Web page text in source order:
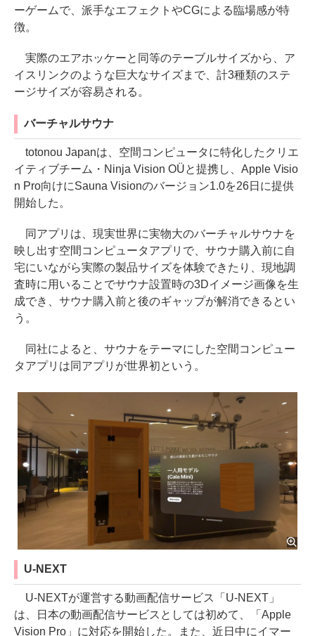
ーゲームで、派手なエフェクトやCGによる臨場感が特
徴。
実際のエアホッケーと同等のテーブルサイズから、ア
イスリンクのような巨大なサイズまで、計3種類のステ
ージサイズが容易される。
バーチャルサウナ
totonou Japanは、空間コンピュータに特化したクリエ
イティブチーム・Ninja Vision OÜと提携し、Apple Visio
n Pro向けにSauna Visionのバージョン1.0を26日に提供
開始した。
同アプリは、現実世界に実物大のバーチャルサウナを
映し出す空間コンピュータアプリで、サウナ購入前に自
宅にいながら実際の製品サイズを体験できたり、現地調
査時に用いることでサウナ設置時の3Dイメージ画像を生
成でき、サウナ購入前と後のギャップが解消できるとい
う。
同社によると、サウナをテーマにした空間コンピュー
タアプリは同アプリが世界初という。
U-NEXT
U-NEXTが運営する動画配信サービス「U-NEXT」
は、日本の動画配信サービスとしては初めて、「Apple
Vision Pro」に対応を開始した。また、近日中にイマー